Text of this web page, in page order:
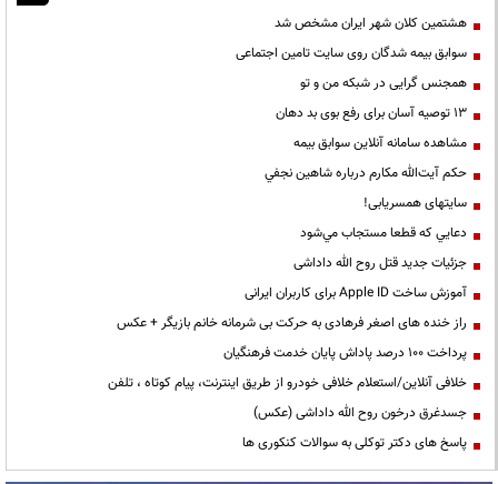
هشتمین کلان شهر ایران مشخص شد
سوابق بیمه شدگان روی سایت تامین اجتماعی
همجنس گرایی در شبکه من و تو
13 توصیه آسان برای رفع بوی بد دهان
مشاهده سامانه آنلاين سوابق بیمه
حكم آيت‌الله مكارم درباره شاهين نجفي
سایتهای همسریابی!
دعايي كه قطعا مستجاب مي‌شود
جزئیات جدید قتل روح الله داداشی
آموزش ساخت Apple ID برای کاربران ایرانی
راز خنده های اصغر فرهادی به حرکت بی شرمانه خانم بازیگر + عکس
پرداخت ۱۰۰ درصد پاداش پایان خدمت فرهنگیان
خلافی آنلاین/استعلام خلافی خودرو از طریق اینترنت، پیام کوتاه ، تلفن
جسدغرق درخون روح الله داداشی (عکس)
پاسخ های دکتر توکلی به سوالات کنکوری ها